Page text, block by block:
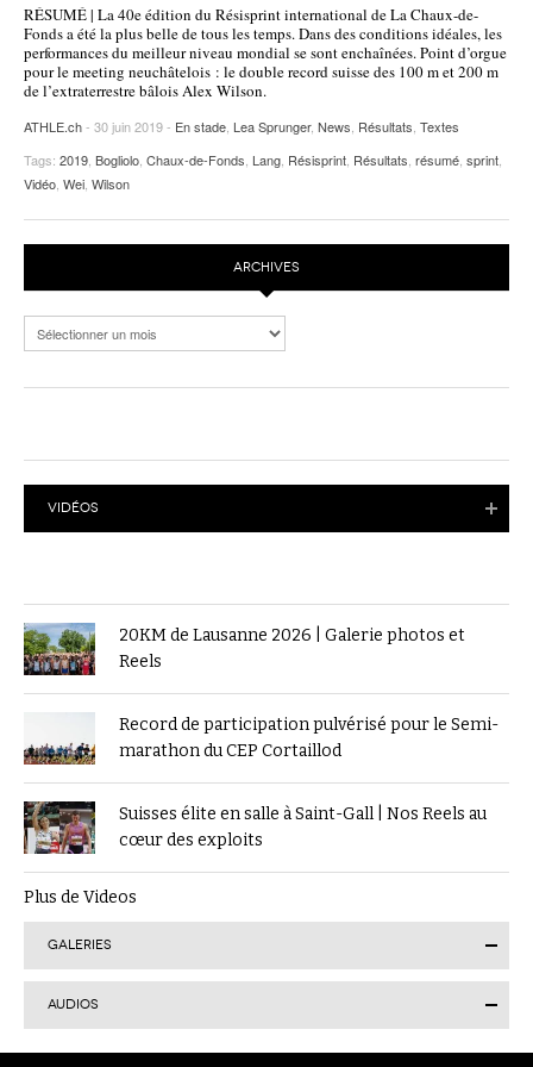
POURQUOI ATHLE.CH ?
ATHLE.CH RÉGIONS | VAUD
HIGHLIGHTS
LIVRES
RÉSUMÉ | La 40e édition du Résisprint international de La Chaux-de-
Fonds a été la plus belle de tous les temps. Dans des conditions idéales, les
performances du meilleur niveau mondial se sont enchaînées. Point d’orgue
pour le meeting neuchâtelois : le double record suisse des 100 m et 200 m
de l’extraterrestre bâlois Alex Wilson.
ATHLE.ch- 30 juin 2019 - En stade Lea Sprunger, News Résultats Textes
Tags: 2019 Bogliolo Chaux-de-Fonds Lang Résisprint Résultats résumé sprint
Vidéo Wei Wilson
ARCHIVES
Archives
VIDÉOS
20KM de Lausanne 2026 | Galerie photos et
Reels
Record de participation pulvérisé pour le Semi-
marathon du CEP Cortaillod
Suisses élite en salle à Saint-Gall | Nos Reels au
cœur des exploits
Plus de Videos
GALERIES
AUDIOS